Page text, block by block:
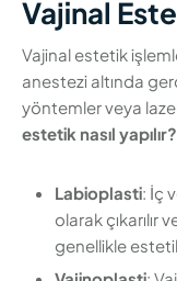
Vajinal
Vajinal estetik
anestezi altında
yöntemler veya
estetik nasıl yapılır?
Labioplasti: İç
olarak çıkarılır
genellikle